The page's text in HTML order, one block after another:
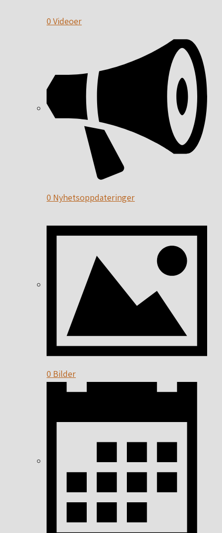
0 Videoer
0 Nyhetsoppdateringer
0 Bilder